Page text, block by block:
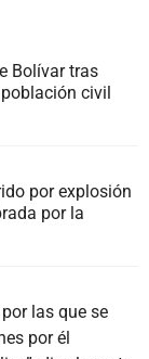
Bolívar tras
civil
por explosión
por la
las que se
por él